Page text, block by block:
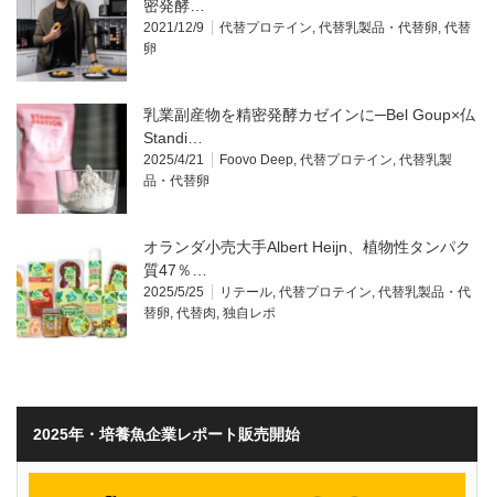
密発酵…
2021/12/9 代替プロテイン, 代替乳製品・代替卵, 代替
卵
乳業副産物を精密発酵カゼインに─Bel Goup×仏
Standi…
2025/4/21 Foovo Deep, 代替プロテイン, 代替乳製
品・代替卵
オランダ小売大手Albert Heijn、植物性タンパク
質47％…
2025/5/25 リテール, 代替プロテイン, 代替乳製品・代
替卵, 代替肉, 独自レポ
2025年・培養魚企業レポート販売開始